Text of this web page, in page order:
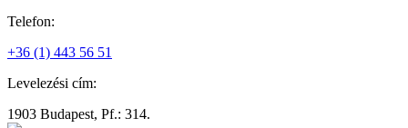
Telefon:
+36 (1) 443 56 51
Levelezési cím:
1903 Budapest, Pf.: 314.